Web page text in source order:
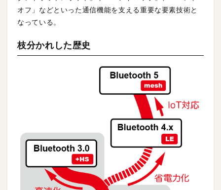
オフ」などといった通信機能を支える重要な要素技術と
なっている。
枝分かれした歴史